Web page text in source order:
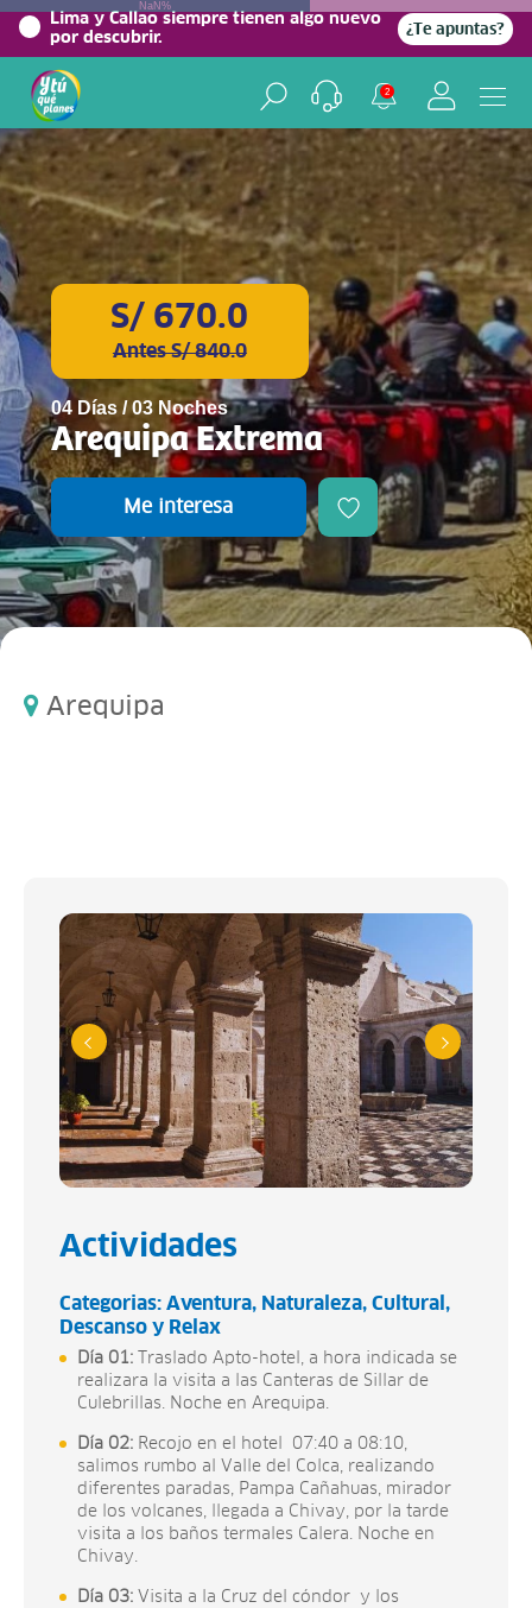
Lima y Callao siempre tienen algo nuevo
por descubrir.
¿Te apuntas?
2
NaN%
S/ 670.0
Antes S/ 840.0
04 Días / 03 Noches
Arequipa Extrema
Me interesa
Arequipa
Actividades
Categorias: Aventura Naturaleza Cultural
Descanso y Relax
Día 01: Traslado Apto-hotel, a hora indicada se
realizara la visita a las Canteras de Sillar de
Culebrillas. Noche en Arequipa.
Día 02: Recojo en el hotel 07:40 a 08:10,
salimos rumbo al Valle del Colca, realizando
diferentes paradas, Pampa Cañahuas, mirador
de los volcanes, llegada a Chivay, por la tarde
visita a los baños termales Calera. Noche en
Chivay.
Día 03: Visita a la Cruz del cóndor y los